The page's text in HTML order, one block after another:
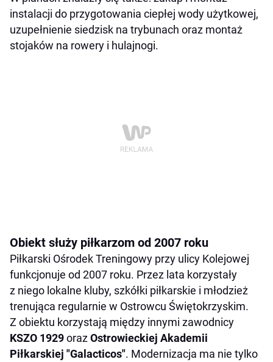
instalacji do przygotowania ciepłej wody użytkowej,
uzupełnienie siedzisk na trybunach oraz montaż
stojaków na rowery i hulajnogi.
Obiekt służy piłkarzom od 2007 roku
Piłkarski Ośrodek Treningowy przy ulicy Kolejowej
funkcjonuje od 2007 roku. Przez lata korzystały
z niego lokalne kluby, szkółki piłkarskie i młodzież
trenująca regularnie w Ostrowcu Świętokrzyskim.
Z obiektu korzystają między innymi zawodnicy
KSZO 1929orazOstrowieckiej Akademii
Piłkarskiej "Galacticos". Modernizacja ma nie tylko